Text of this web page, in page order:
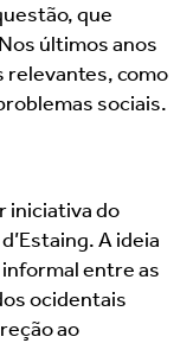
que
últimos anos
relevantes, como
sociais.
iniciativa do
A ideia
entre as
ocidentais
ao